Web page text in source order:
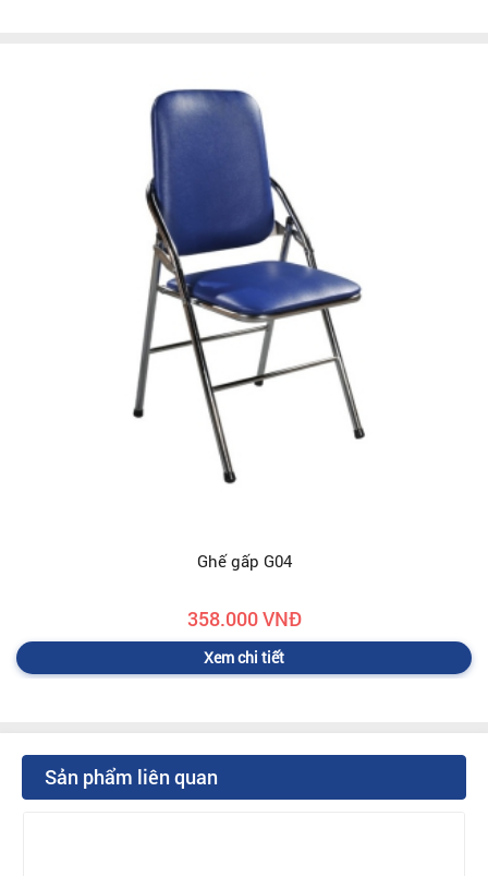
Ghế gấp G04
358.000 VNĐ
Xem chi tiết
Sản phẩm liên quan